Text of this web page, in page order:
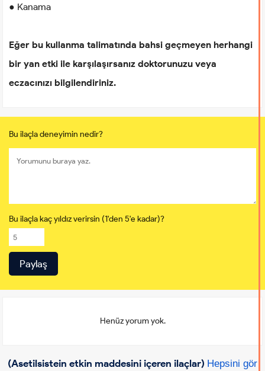
● Kanama
Eğer bu kullanma talimatında bahsi geçmeyen herhangi
bir yan etki ile karşılaşırsanız doktorunuzu veya
eczacınızı bilgilendiriniz.
Bu ilaçla deneyimin nedir?
Bu ilaçla kaç yıldız verirsin (1'den 5'e kadar)?
Henüz yorum yok.
(Asetilsistein etkin maddesini içeren ilaçlar) Hepsini gör